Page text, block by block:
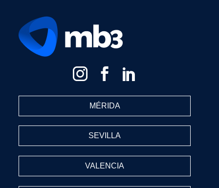
MÉRIDA
SEVILLA
VALENCIA